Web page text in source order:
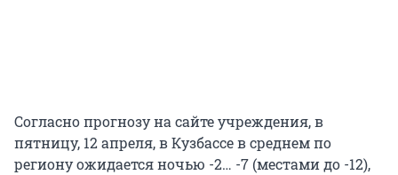
Согласно прогнозу на сайте учреждения, в
пятницу, 12 апреля, в Кузбассе в среднем по
региону ожидается ночью -2… -7 (местами до -12),